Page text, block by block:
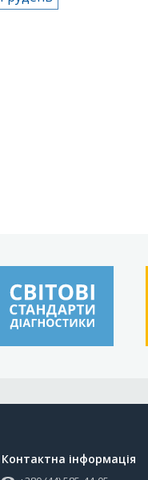
Контактна інформація